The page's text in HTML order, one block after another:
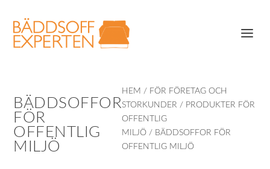
BÄDDSOFFOR
FÖR
OFFENTLIG
MILJÖ
HEM / FÖR FÖRETAG OCH
STORKUNDER / PRODUKTER FÖR
OFFENTLIG
MILJÖ / BÄDDSOFFOR FÖR
OFFENTLIG MILJÖ